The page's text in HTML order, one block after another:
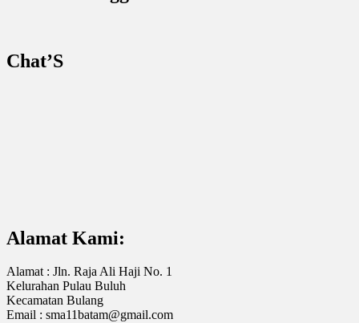
Chat’S
Alamat Kami:
Alamat : Jln. Raja Ali Haji No. 1
Kelurahan Pulau Buluh
Kecamatan Bulang
Email : sma11batam@gmail.com